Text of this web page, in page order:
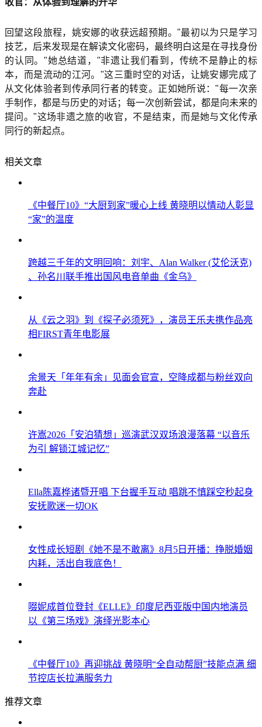
回望这段旅程，姚安娜的收获远超预期。"最初以为只是学习
技艺，后来发现是在解读文化密码，最终明白这是在寻找身份
的认同。"她总结道，"非遗让我们看到，传统不是静止的标
本，而是流动的江河。"这三重时空的对话，让姚安娜完成了
从文化体验者到传承同行者的转变。正如她所说："每一次亲
手制作，都是与历史的对话；每一次创新尝试，都是向未来的
提问。"这场非遗之旅的收官，不是结束，而是她与文化传承
同行的新起点。
相关文章
《中餐厅10》“大厨到家”暖心上线 黄晓明以情动人彰显
“家”的温度
跨越三千年的文明回响：刘宇、Alan Walker (艾伦沃克)
、孙名川联手推出国风电音单曲《金乌》
从《云之羽》到《探子必须死》，演员王乐夫携作品亮
相FIRST青年电影展
余景天「年年有余」见面会官宣，空降成都与粉丝双向
奔赴
许嵩2026「安泊猜想」巡演武汉双场浪漫落幕 “以音乐
为引 解锁江城记忆”
Ella陈嘉桦诸暨开唱 下台握手互动 唱跳不慎踩空秒起身
安抚歌迷一切OK
女性成长短剧《她不是不敢离》8月5日开播：挣脱婚姻
内耗，活出自我底色！
啜妮成首位登封《ELLE》印度尼西亚版中国内地演员
以《第三场戏》演绎光影本心
《中餐厅10》再迎挑战 黄晓明“全自动帮厨”技能点满 细
节控店长拉满服务力
推荐文章